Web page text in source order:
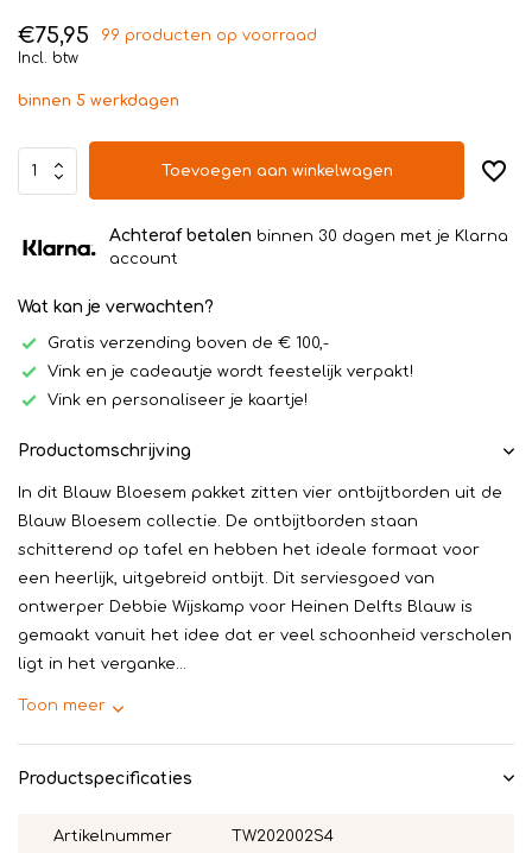
€75,95
99 producten op voorraad
Incl. btw
binnen 5 werkdagen
Toevoegen aan winkelwagen
Achteraf betalen binnen 30 dagen met je Klarna
account
Wat kan je verwachten?
Gratis verzending boven de € 100,-
Vink en je cadeautje wordt feestelijk verpakt!
Vink en personaliseer je kaartje!
Productomschrijving
In dit Blauw Bloesem pakket zitten vier ontbijtborden uit de
Blauw Bloesem collectie. De ontbijtborden staan
schitterend op tafel en hebben het ideale formaat voor
een heerlijk, uitgebreid ontbijt. Dit serviesgoed van
ontwerper Debbie Wijskamp voor Heinen Delfts Blauw is
gemaakt vanuit het idee dat er veel schoonheid verscholen
ligt in het verganke...
Toon meer
Productspecificaties
Artikelnummer TW202002S4